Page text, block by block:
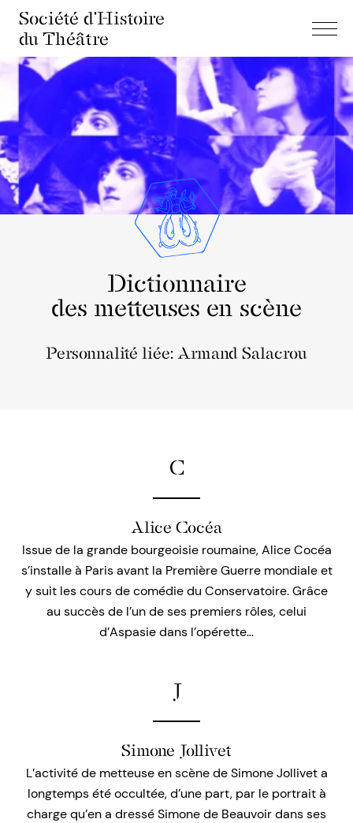
Société d'Histoire
du Théâtre
Dictionnaire
des metteuses en scène
Personnalité liée: Armand Salacrou
C
Alice Cocéa
Issue de la grande bourgeoisie roumaine, Alice Cocéa
s’installe à Paris avant la Première Guerre mondiale et
y suit les cours de comédie du Conservatoire. Grâce
au succès de l’un de ses premiers rôles, celui
d’Aspasie dans l’opérette…
J
Simone Jollivet
L’activité de metteuse en scène de Simone Jollivet a
longtemps été occultée, d’une part, par le portrait à
charge qu’en a dressé Simone de Beauvoir dans ses